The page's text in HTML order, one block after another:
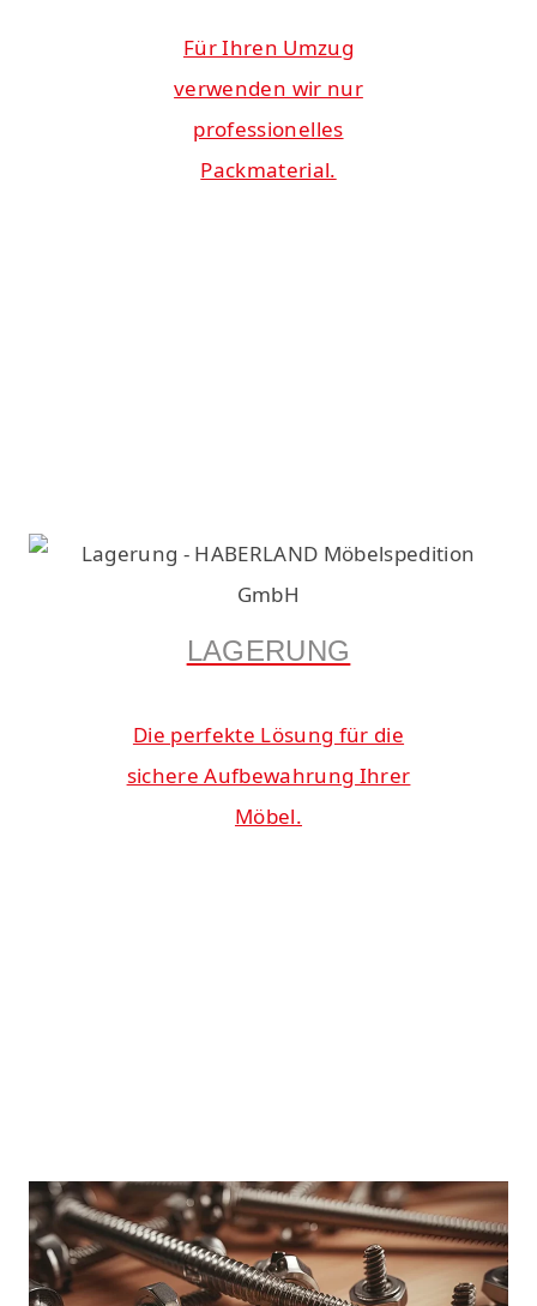
Für Ihren Umzug
verwenden wir nur
professionelles
Packmaterial.
LAGERUNG
Die perfekte Lösung für die
sichere Aufbewahrung Ihrer
Möbel.